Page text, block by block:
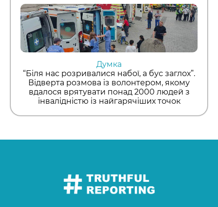
Думка
“Біля нас розривалися набої, а бус заглох”.
Відверта розмова із волонтером, якому
вдалося врятувати понад 2000 людей з
інвалідністю із найгарячіших точок